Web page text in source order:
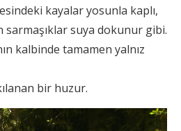
kayalar yosunla kaplı,
suya dokunur gibi.
kalbinde tamamen yalnız
bir huzur.